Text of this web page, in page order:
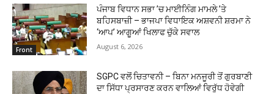
Front
ਪੰਜਾਬ ਵਿਧਾਨ ਸਭਾ ’ਚ ਮਾਈਨਿੰਗ ਮਾਮਲੇ ’ਤੇ
ਬਹਿਸਬਾਜ਼ੀ – ਭਾਜਪਾ ਵਿਧਾਇਕ ਅਸ਼ਵਨੀ ਸ਼ਰਮਾ ਨੇ
‘ਆਪ’ ਆਗੂਆਂ ਖਿਲਾਫ ਚੁੱਕੇ ਸਵਾਲ
August 6, 2026
SGPC ਵਲੋਂ ਚਿਤਾਵਨੀ – ਬਿਨਾ ਮਨਜੂਰੀ ਤੋਂ ਗੁਰਬਾਣੀ
ਦਾ ਸਿੱਧਾ ਪ੍ਰਸਾਰਣ ਕਰਨ ਵਾਲਿਆਂ ਵਿਰੁੱਧ ਹੋਵੇਗੀ